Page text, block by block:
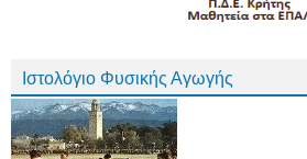
Ιστολόγιο Φυσικής Αγωγής